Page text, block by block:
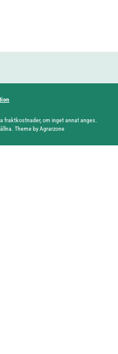
fraktkostnader, om inget annat anges.
Theme by Agrarzone